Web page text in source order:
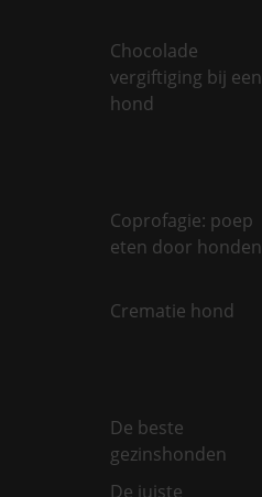
Chocolade
vergiftiging bij een
hond
Coprofagie: poep
eten door honden
Crematie hond
De beste
gezinshonden
De juiste